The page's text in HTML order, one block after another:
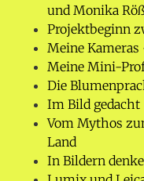
und Monika
Projektbeginn
Meine
Meine Mini-
Die
Im Bild gedacht
Vom Mythos
Land
In Bildern